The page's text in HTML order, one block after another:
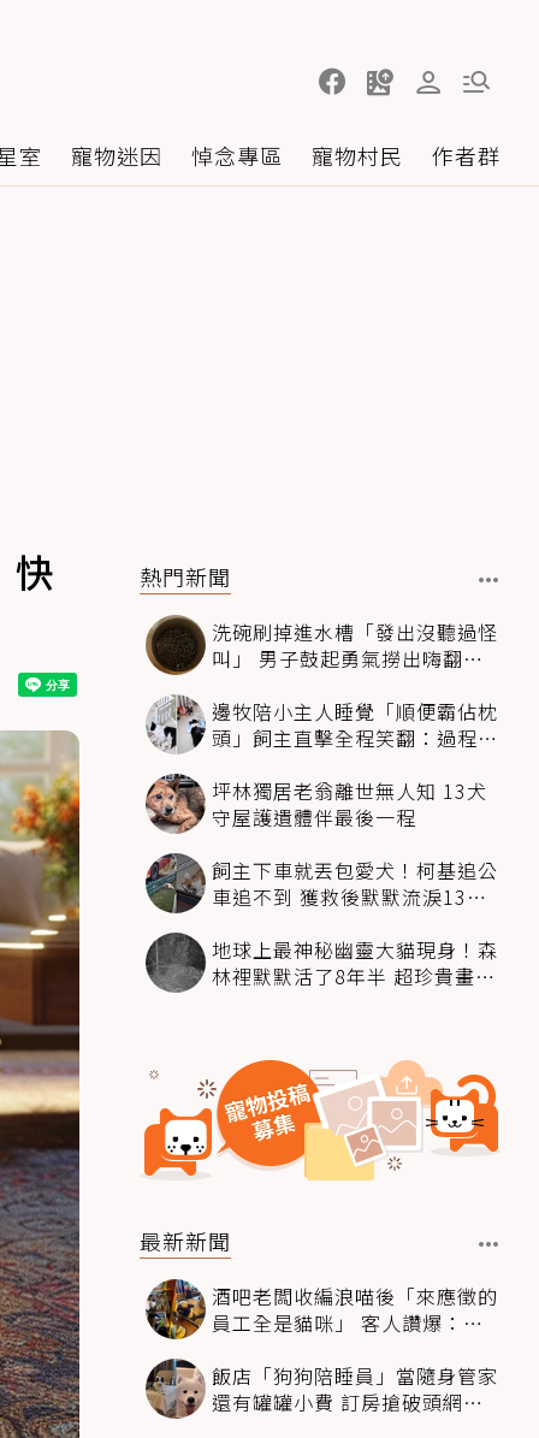
室 寵物迷因 悼念專區 寵物村民 作者群
快
熱門新聞
洗碗刷掉進水槽「發出沒聽過怪
叫」 男子鼓起勇氣撈出嗨翻：
邊牧陪小主人睡覺「順便霸佔枕
頭」飼主直擊全程笑翻：過程絲
坪林獨居老翁離世無人知 13犬
守屋護遺體伴最後一程
飼主下車就丟包愛犬！柯基追公
車追不到 獲救後默默流淚13萬
地球上最神秘幽靈大貓現身！森
林裡默默活了8年半 超珍貴畫面
最新新聞
酒吧老闆收編浪喵後「來應徵的
員工全是貓咪」 客人讚爆：來
飯店「狗狗陪睡員」當隨身管家
還有罐罐小費 訂房搶破頭網友